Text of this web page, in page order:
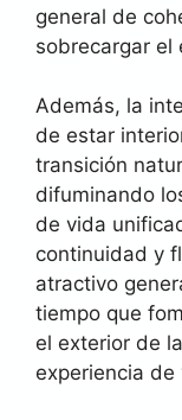
general de
sobrecargar el
Además, la
de estar
transición
difuminando
de vida
continuidad y
atractivo
tiempo que
el exterior de
experiencia